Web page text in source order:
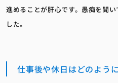
進めることが肝心です。愚痴を聞
した。
仕事後や休日はどのよう